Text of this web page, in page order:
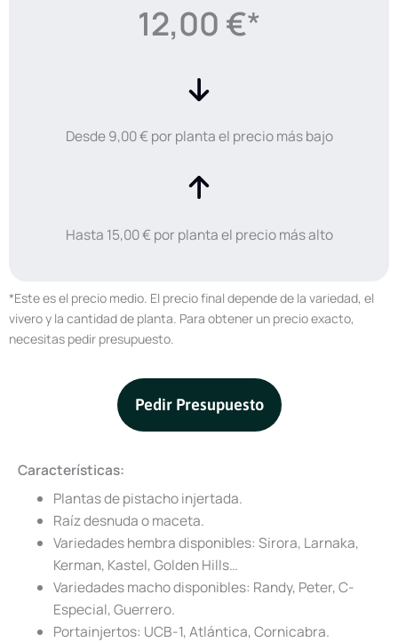
12,00 €*
Desde 9,00 € por planta el precio más bajo
Hasta 15,00 € por planta el precio más alto
*Este es el precio medio. El precio final depende de la variedad, el
vivero y la cantidad de planta. Para obtener un precio exacto,
necesitas pedir presupuesto.
Pedir Presupuesto
Características:
Plantas de pistacho injertada.
Raíz desnuda o maceta.
Variedades hembra disponibles: Sirora, Larnaka,
Kerman, Kastel, Golden Hills…
Variedades macho disponibles: Randy, Peter, C-
Especial, Guerrero.
Portainjertos: UCB-1, Atlántica, Cornicabra.